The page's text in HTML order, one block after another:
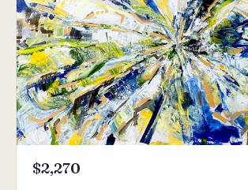
$2,270